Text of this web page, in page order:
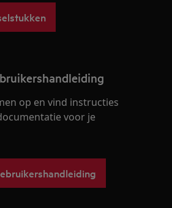
op en vind instructies
voor je